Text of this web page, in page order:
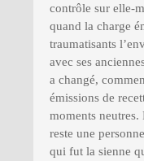
contrôle sur elle-
quand la charge
traumatisants
avec ses
a changé,
émissions de
moments neutres.
reste une
qui fut la sienne